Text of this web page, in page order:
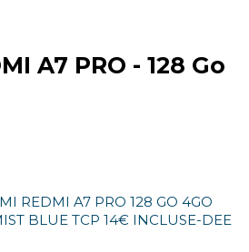
A7 PRO - 128 Go
REDMI A7 PRO 128 GO 4GO
BLUE TCP 14€ INCLUSE-DEE